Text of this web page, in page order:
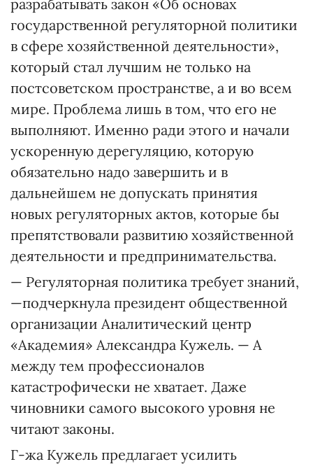
разрабатывать закон «Об основах
государственной регуляторной политики
в сфере хозяйственной деятельности»,
который стал лучшим не только на
постсоветском пространстве, а и во всем
мире. Проблема лишь в том, что его не
выполняют. Именно ради этого и начали
ускоренную дерегуляцию, которую
обязательно надо завершить и в
дальнейшем не допускать принятия
новых регуляторных актов, которые бы
препятствовали развитию хозяйственной
деятельности и предпринимательства.
— Регуляторная политика требует знаний,
—подчеркнула президент общественной
организации Аналитический центр
«Академия» Александра Кужель. — А
между тем профессионалов
катастрофически не хватает. Даже
чиновники самого высокого уровня не
читают законы.
Г-жа Кужель предлагает усилить